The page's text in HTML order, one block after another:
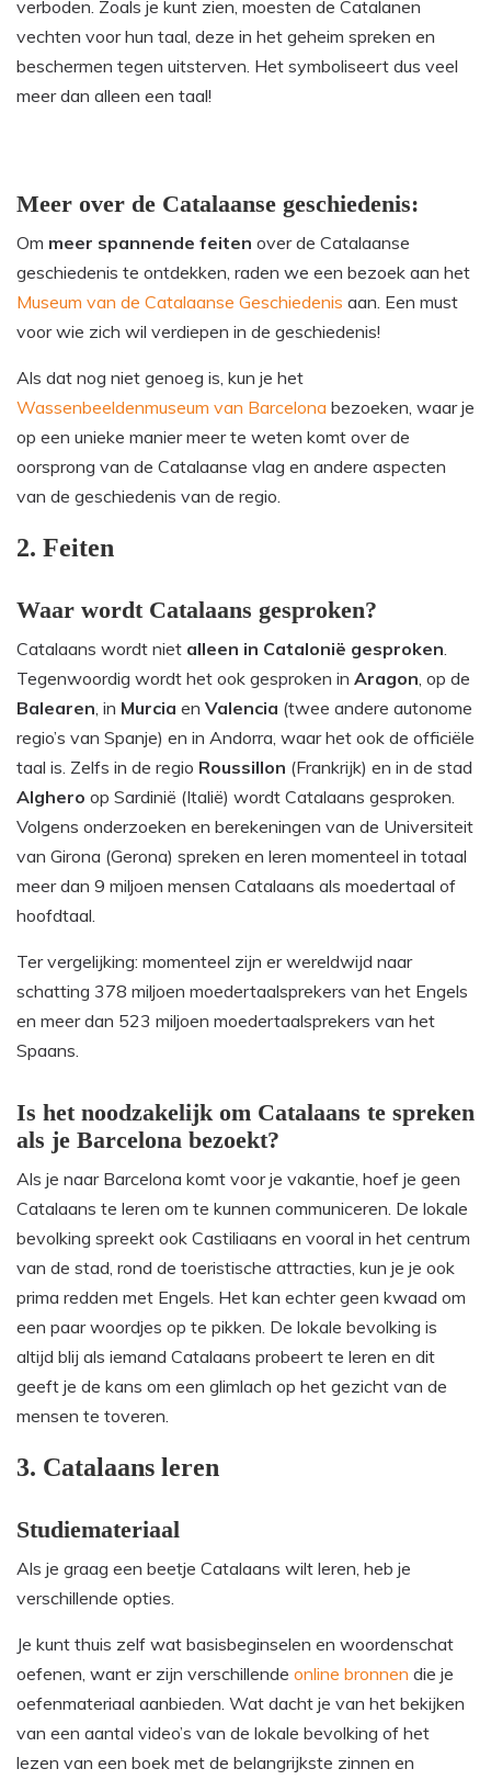
verboden. Zoals je kunt zien, moesten de Catalanen
vechten voor hun taal, deze in het geheim spreken en
beschermen tegen uitsterven. Het symboliseert dus veel
meer dan alleen een taal!
Meer over de Catalaanse geschiedenis:
Om meer spannende feiten over de Catalaanse
geschiedenis te ontdekken, raden we een bezoek aan het
Museum van de Catalaanse Geschiedenis aan. Een must
voor wie zich wil verdiepen in de geschiedenis!
Als dat nog niet genoeg is, kun je het
Wassenbeeldenmuseum van Barcelona bezoeken, waar je
op een unieke manier meer te weten komt over de
oorsprong van de Catalaanse vlag en andere aspecten
van de geschiedenis van de regio.
2. Feiten
Waar wordt Catalaans gesproken?
Catalaans wordt niet alleen in Catalonië gesproken.
Tegenwoordig wordt het ook gesproken in Aragon, op de
Balearen, in Murcia en Valencia (twee andere autonome
regio’s van Spanje) en in Andorra, waar het ook de officiële
taal is. Zelfs in de regio Roussillon (Frankrijk) en in de stad
Alghero op Sardinië (Italië) wordt Catalaans gesproken.
Volgens onderzoeken en berekeningen van de Universiteit
van Girona (Gerona) spreken en leren momenteel in totaal
meer dan 9 miljoen mensen Catalaans als moedertaal of
hoofdtaal.
Ter vergelijking: momenteel zijn er wereldwijd naar
schatting 378 miljoen moedertaalsprekers van het Engels
en meer dan 523 miljoen moedertaalsprekers van het
Spaans.
Is het noodzakelijk om Catalaans te spreken
als je Barcelona bezoekt?
Als je naar Barcelona komt voor je vakantie, hoef je geen
Catalaans te leren om te kunnen communiceren. De lokale
bevolking spreekt ook Castiliaans en vooral in het centrum
van de stad, rond de toeristische attracties, kun je je ook
prima redden met Engels. Het kan echter geen kwaad om
een paar woordjes op te pikken. De lokale bevolking is
altijd blij als iemand Catalaans probeert te leren en dit
geeft je de kans om een glimlach op het gezicht van de
mensen te toveren.
3. Catalaans leren
Studiemateriaal
Als je graag een beetje Catalaans wilt leren, heb je
verschillende opties.
Je kunt thuis zelf wat basisbeginselen en woordenschat
oefenen, want er zijn verschillende online bronnen die je
oefenmateriaal aanbieden. Wat dacht je van het bekijken
van een aantal video’s van de lokale bevolking of het
lezen van een boek met de belangrijkste zinnen en